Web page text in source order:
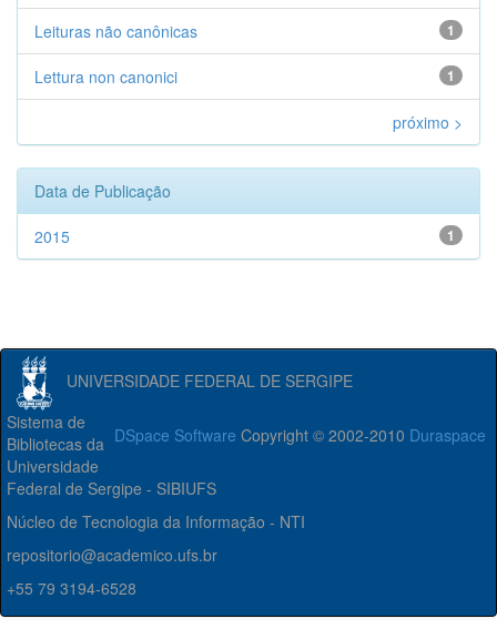
1
Leituras não canônicas
1
Lettura non canonici
próximo >
Data de Publicação
1
2015
UNIVERSIDADE FEDERAL DE SERGIPE
DSpace Software Copyright © 2002-2010 Duraspace
Sistema de
Bibliotecas da
Universidade
Federal de Sergipe - SIBIUFS
Núcleo de Tecnologia da Informação - NTI
repositorio@academico.ufs.br
+55 79 3194-6528